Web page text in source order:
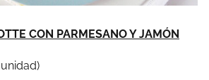
CON PARMESANO Y JAMÓN